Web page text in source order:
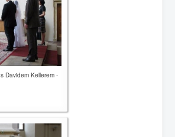
Davidem Kellerem -